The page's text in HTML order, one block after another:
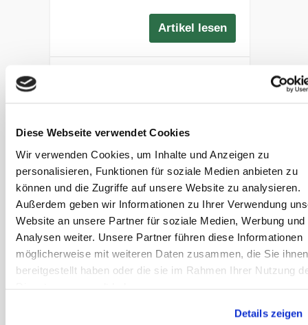
Diese Webseite verwendet Cookies
Wir verwenden Cookies, um Inhalte und Anzeigen zu
personalisieren, Funktionen für soziale Medien anbieten zu
können und die Zugriffe auf unsere Website zu analysieren.
Außerdem geben wir Informationen zu Ihrer Verwendung
Website an unsere Partner für soziale Medien, Werbung und
Analysen weiter. Unsere Partner führen diese Informationen
möglicherweise mit weiteren Daten zusammen, die Sie ihnen
bereitgestellt haben oder die sie im Rahmen Ihrer Nutzung
Details zeigen
Artikel lesen
Was gehört in die
artgerechte
Fütterung von
Jährlingen und
Jungpferden?
Wann ist es
sinnvoll etwas zu
ergänzen- und
was?